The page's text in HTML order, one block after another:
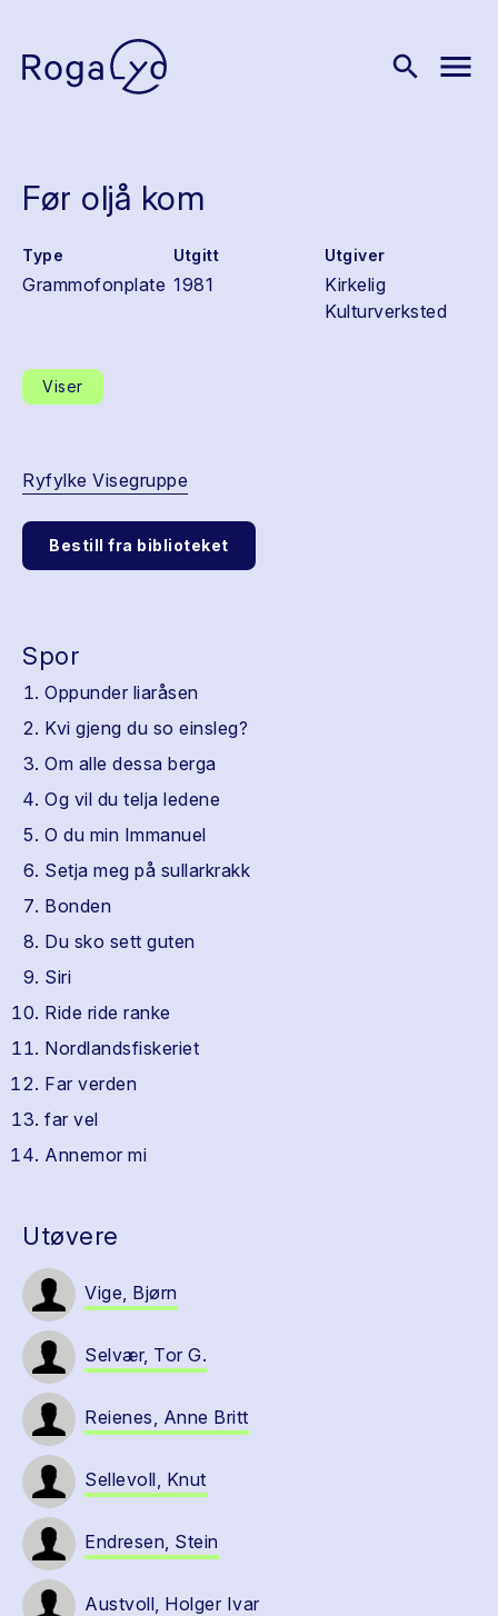
search menu
Før oljå kom
Type
Grammofonplate
Utgitt
1981
Utgiver
Kirkelig
Kulturverksted
Viser
Ryfylke Visegruppe
Bestill fra biblioteket
Spor
Oppunder liaråsen
Kvi gjeng du so einsleg?
Om alle dessa berga
Og vil du telja ledene
O du min Immanuel
Setja meg på sullarkrakk
Bonden
Du sko sett guten
Siri
Ride ride ranke
Nordlandsfiskeriet
Far verden
far vel
Annemor mi
Utøvere
Vige, Bjørn
Selvær, Tor G.
Reienes, Anne Britt
Sellevoll, Knut
Endresen, Stein
Austvoll, Holger Ivar